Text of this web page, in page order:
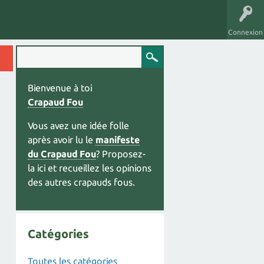
Connexion
Bienvenue à toi
Crapaud Fou
Vous avez une idée folle
après avoir lu le manifeste
du Crapaud Fou? Proposez-
la ici et recueillez les opinions
des autres crapauds fous.
Catégories
Toutes les catégories